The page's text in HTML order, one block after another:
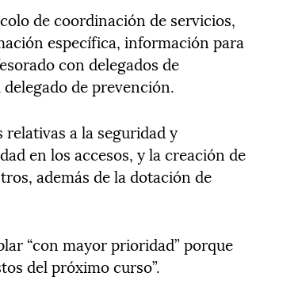
de coordinación de servicios,
específica, información para
con delegados de
de prevención.
a la seguridad y
en los accesos, y la creación de
además de la dotación de
“con mayor prioridad” porque
del próximo curso”.